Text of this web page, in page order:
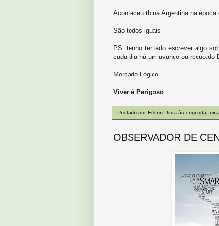
Aconteceu tb na Argentina na
São todos iguais
PS: tenho tentado escrever algo
cada dia há um avanço ou recuo.do
Mercado-Lógico
Viver é Perigoso
Postado por Edson Riera às segunda-
OBSERVADOR DE